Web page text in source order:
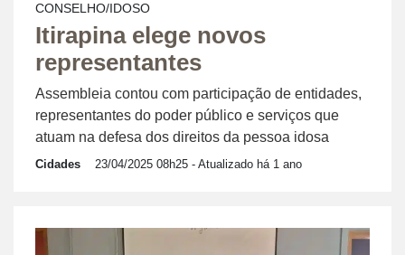
CONSELHO/IDOSO
Itirapina elege novos
representantes
Assembleia contou com participação de entidades,
representantes do poder público e serviços que
atuam na defesa dos direitos da pessoa idosa
Cidades 23/04/2025 08h25 - Atualizado há 1 ano